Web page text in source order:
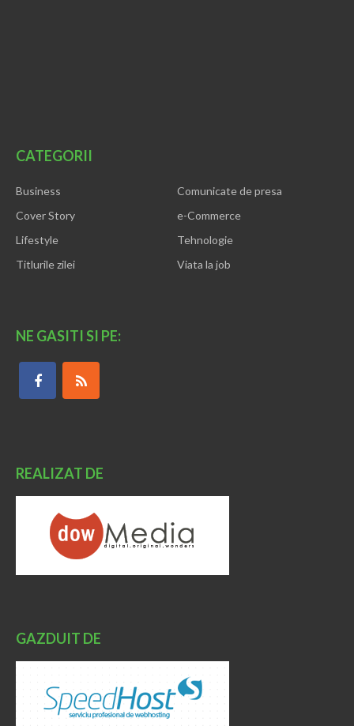
CATEGORII
Business
Comunicate de presa
Cover Story
e-Commerce
Lifestyle
Tehnologie
Titlurile zilei
Viata la job
NE GASITI SI PE:
REALIZAT DE
GAZDUIT DE